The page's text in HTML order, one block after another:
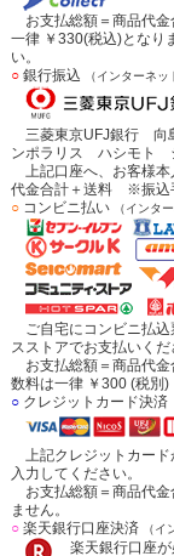
お支払総額＝商品代
一律 ￥330(税込)となり
い。
○銀行振込 （インターネッ
三菱東京UFJ銀行 向
ンポラリス ハシモト
上記口座へ、お客様本
代金合計＋送料 ※振込
○コンビニ払い （インタ
ご自宅にコンビニ払込
スストアでお支払いくだ
お支払総額＝商品代
数料は一律 ￥300 (税別)
○クレジットカード決済
上記クレジットカード
入力してください。
お支払総額＝商品代
ません。
○楽天銀行口座決済 （イ
楽天銀行口座が